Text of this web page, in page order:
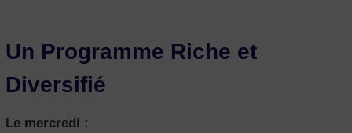
Un Programme Riche et
Diversifié
Le mercredi :